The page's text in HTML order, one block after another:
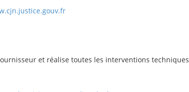
et réalise toutes les interventions techniques